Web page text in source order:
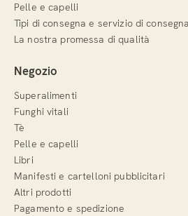
Pelle e capelli
Tipi di consegna e servizio di consegna
La nostra promessa di qualità
Negozio
Superalimenti
Funghi vitali
Tè
Pelle e capelli
Libri
Manifesti e cartelloni pubblicitari
Altri prodotti
Pagamento e spedizione